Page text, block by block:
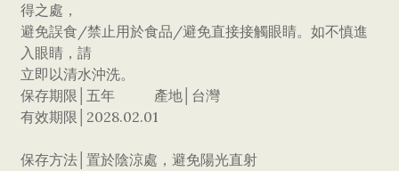
得之處，
避免誤食/禁止用於食品/避免直接接觸眼睛。如不慎進
入眼睛，請
立即以清水沖洗。
保存期限│五年 產地│台灣
有效期限│2028.02.01
保存方法│置於陰涼處，避免陽光直射